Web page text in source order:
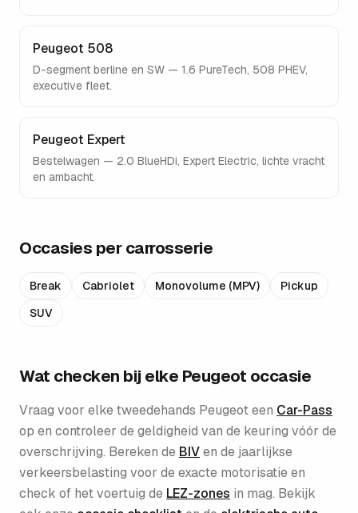
Peugeot 508
D-segment berline en SW — 1.6 PureTech, 508 PHEV,
executive fleet.
Peugeot Expert
Bestelwagen — 2.0 BlueHDi, Expert Electric, lichte vracht
en ambacht.
Occasies per carrosserie
Break Cabriolet Monovolume (MPV)
Pickup
SUV
Wat checken bij elke Peugeot occasie
Vraag voor elke tweedehands Peugeoteen Car-Pass
op en controleer de geldigheid van de keuring vóór de
overschrijving. Bereken de BIVen de jaarlijkse
verkeersbelasting voor de exacte motorisatie en
check of het voertuig de LEZ-zones in mag. Bekijk